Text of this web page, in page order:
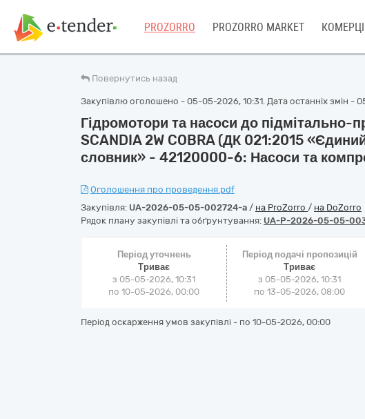
PROZORRO PROZORRO MARKET
Повернутись назад
Закупівлю оголошено - 05-05-2026, 10:31. Дата останніх змін -
Гідромотори та насоси до підмітально-
SCANDIA 2W COBRA (ДК 021:2015
словник» - 42120000-6: Насоси та
Оголошення про проведення.pdf
Закупівля: UA-2026-05-05-002724-a / на ProZorro / на DoZorro
Рядок плану закупівлі та обґрунтування: UA-P-2026-05-05-
Період уточнень
Триває
з 05-05-2026, 10:31
по 10-05-2026, 00:00
Період подачі пропозицій
Триває
з 05-05-2026, 10:31
по 13-05-2026, 08:00
Період оскарження умов закупівлі - по 10-05-2026, 00:00